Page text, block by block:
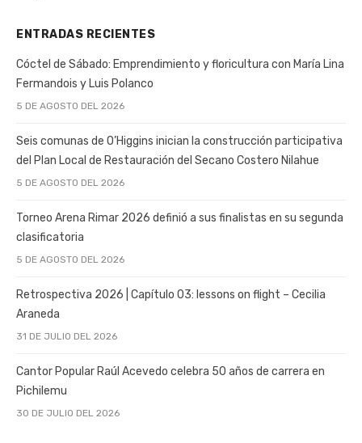
ENTRADAS RECIENTES
Cóctel de Sábado: Emprendimiento y floricultura con María Lina
Fermandois y Luis Polanco
5 DE AGOSTO DEL 2026
Seis comunas de O’Higgins inician la construcción participativa
del Plan Local de Restauración del Secano Costero Nilahue
5 DE AGOSTO DEL 2026
Torneo Arena Rimar 2026 definió a sus finalistas en su segunda
clasificatoria
5 DE AGOSTO DEL 2026
Retrospectiva 2026 | Capítulo 03: lessons on flight – Cecilia
Araneda
31 DE JULIO DEL 2026
Cantor Popular Raúl Acevedo celebra 50 años de carrera en
Pichilemu
30 DE JULIO DEL 2026